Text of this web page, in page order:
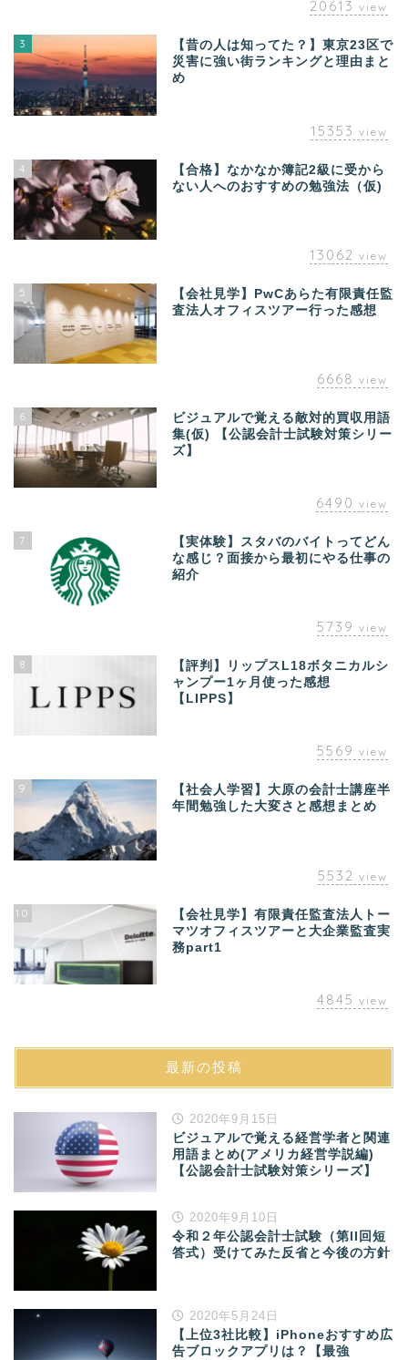
20613 view
3
【昔の人は知ってた？】東京23区で
災害に強い街ランキングと理由まと
め
15353 view
4
【合格】なかなか簿記2級に受から
ない人へのおすすめの勉強法（仮)
13062 view
5
【会社見学】PwCあらた有限責任監
査法人オフィスツアー行った感想
6668 view
6
ビジュアルで覚える敵対的買収用語
集(仮) 【公認会計士試験対策シリー
ズ】
6490 view
7
【実体験】スタバのバイトってどん
な感じ？面接から最初にやる仕事の
紹介
5739 view
8
【評判】リップスL18ボタニカルシ
ャンプー1ヶ月使った感想
【LIPPS】
5569 view
9
【社会人学習】大原の会計士講座半
年間勉強した大変さと感想まとめ
5532 view
10
【会社見学】有限責任監査法人トー
マツオフィスツアーと大企業監査実
務part1
4845 view
最新の投稿
2020年9月15日
ビジュアルで覚える経営学者と関連
用語まとめ(アメリカ経営学説編)
【公認会計士試験対策シリーズ】
2020年9月10日
令和２年公認会計士試験（第II回短
答式）受けてみた反省と今後の方針
2020年5月24日
【上位3社比較】iPhoneおすすめ広
告ブロックアプリは？【最強